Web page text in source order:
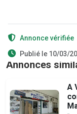
Annonce vérifiée
Publié le 10/03/
Annonces
A